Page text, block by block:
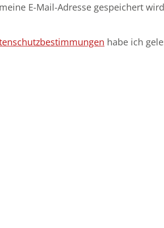
E-Mail-Adresse gespeichert
habe ich